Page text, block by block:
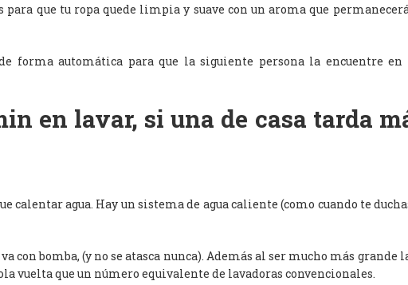
que tu ropa quede limpia y suave con un aroma que
forma automática para que la siguiente persona la encuentre en
en lavar, si una de casa tarda
calentar agua. Hay un sistema de agua caliente (como cuando te
bomba, (y no se atasca nunca). Además al ser mucho más grande
vuelta que un número equivalente de lavadoras convencionales.